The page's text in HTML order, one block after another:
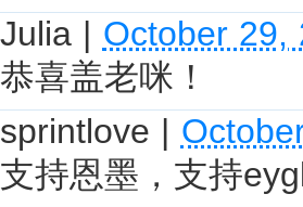
Julia | October 29,
恭喜盖老咪！
sprintlove |
支持恩墨，支持